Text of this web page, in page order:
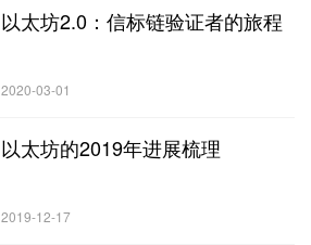
以太坊2.0：信标链验证者的旅程
2020-03-01
以太坊的2019年进展梳理
2019-12-17